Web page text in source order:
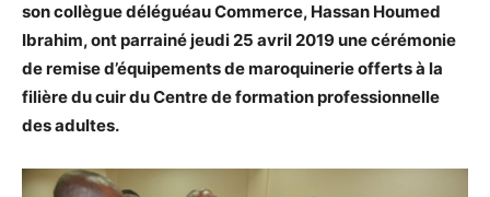
son collègue déléguéau Commerce, Hassan Houmed
Ibrahim, ont parrainé jeudi 25 avril 2019 une cérémonie
de remise d’équipements de maroquinerie offerts à la
filière du cuir du Centre de formation professionnelle
des adultes.